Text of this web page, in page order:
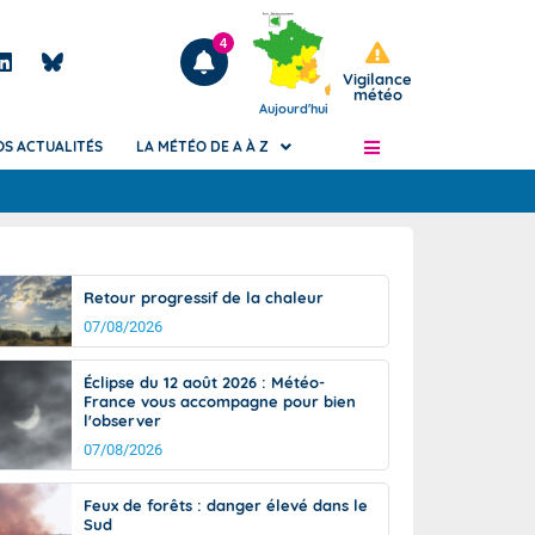
Articles
4
Aujourd'hui
Vigilance
météo
de
Phénomènes dangereux de J+2 à J+7
Avertissement pluies intenses à l'échelle
des communes (Apic)
Bulletins Marine
Bulletins d'estimation du risque
d'avalanche
Météo des forêts
Vigicrues
ACTUALITÉS LA MÉTÉO DE A À Z
Retour progressif de la chaleur
07/08/2026
Éclipse du 12 août 2026 : Météo-
France vous accompagne pour bien
l'observer
07/08/2026
Feux de forêts : danger élevé dans le
Sud